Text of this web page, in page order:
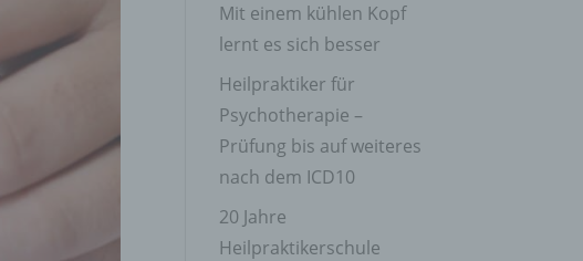
Mit einem kühlen Kopf
lernt es sich besser
Heilpraktiker für
Psychotherapie –
Prüfung bis auf weiteres
nach dem ICD10
20 Jahre
Heilpraktikerschule